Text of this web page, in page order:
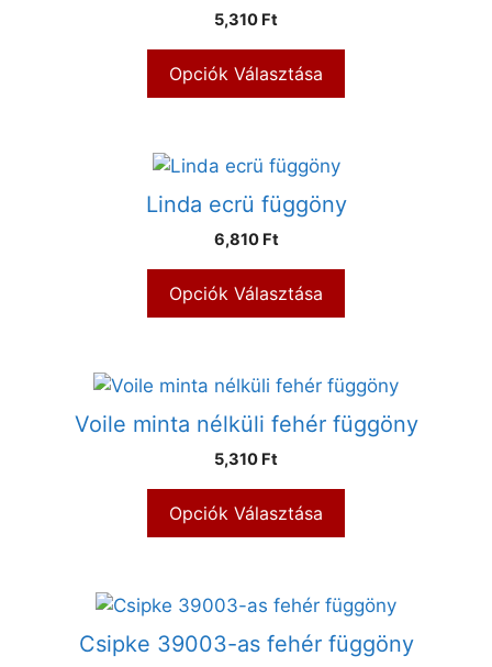
5,310 Ft
Opciók Választása
Linda ecrü függöny
6,810 Ft
Opciók Választása
Voile minta nélküli fehér függöny
5,310 Ft
Opciók Választása
Csipke 39003-as fehér függöny